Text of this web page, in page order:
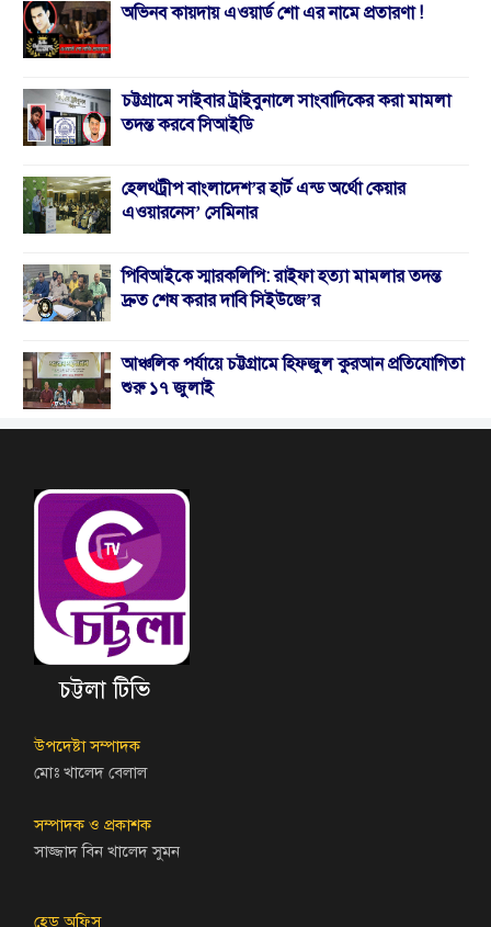
অভিনব কায়দায় এওয়ার্ড শো এর নামে প্রতারণা !
চট্টগ্রামে সাইবার ট্রাইবুনালে সাংবাদিকের করা মামলা
তদন্ত করবে সিআইডি
হেলথট্রীপ বাংলাদেশ’র হার্ট এন্ড অর্থো কেয়ার
এওয়ারনেস’ সেমিনার
পিবিআইকে স্মারকলিপি: রাইফা হত্যা মামলার তদন্ত
দ্রুত শেষ করার দাবি সিইউজে’র
আঞ্চলিক পর্যায়ে চট্টগ্রামে হিফজুল কুরআন প্রতিযোগিতা
শুরু ১৭ জুলাই
চট্টলা টিভি
উপদেষ্টা সম্পাদক
মোঃ খালেদ বেলাল
সম্পাদক ও প্রকাশক
সাজ্জাদ বিন খালেদ সুমন
হেড অফিস